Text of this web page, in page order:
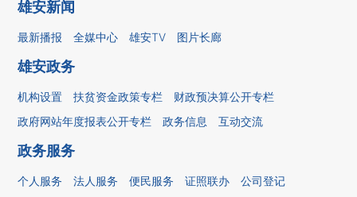
雄安新闻
最新播报 全媒中心 雄安TV 图片长廊
雄安政务
机构设置 扶贫资金政策专栏
财政预决算公开专栏
政府网站年度报表公开专栏
政务信息 互动交流
政务服务
个人服务 法人服务 便民服务 证照联办
公司登记